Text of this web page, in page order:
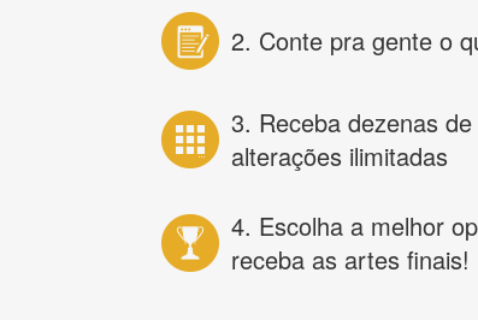
2. Conte pra gente o
3. Receba dezenas
alterações ilimitadas
4. Escolha a melhor
receba as artes finais!